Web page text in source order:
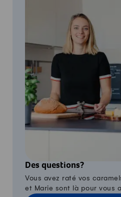
Des questions?
Vous avez raté vos
et Marie sont là pour vous